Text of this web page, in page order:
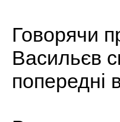
Говорячи
Васильєв
попередні